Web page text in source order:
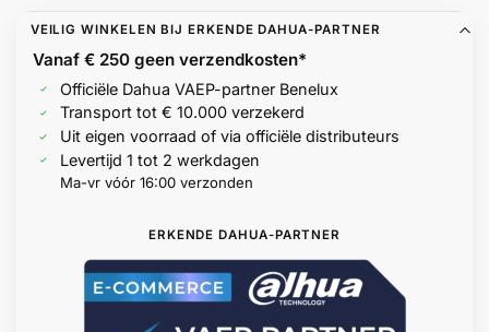
VEILIG WINKELEN BIJ ERKENDE DAHUA-PARTNER
Vanaf € 250 geenverzendkosten*
Officiële Dahua VAEP-partner Benelux
Transport tot € 10.000 verzekerd
Uit eigen voorraad of via officiële distributeurs
Levertijd 1 tot 2 werkdagen
Ma-vr vóór 16:00 verzonden
ERKENDE DAHUA-PARTNER